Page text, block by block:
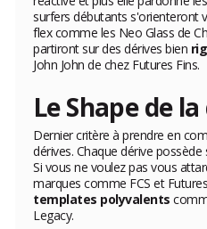
surfers débutants s'orienteront
flex comme les Neo Glass de
partiront sur des dérives bien
John John de chez Futures Fins.
Le Shape de
Dernier critère à prendre en
dérives. Chaque dérive
Si vous ne voulez pas vous
marques comme FCS et
templates polyvalents
Legacy.